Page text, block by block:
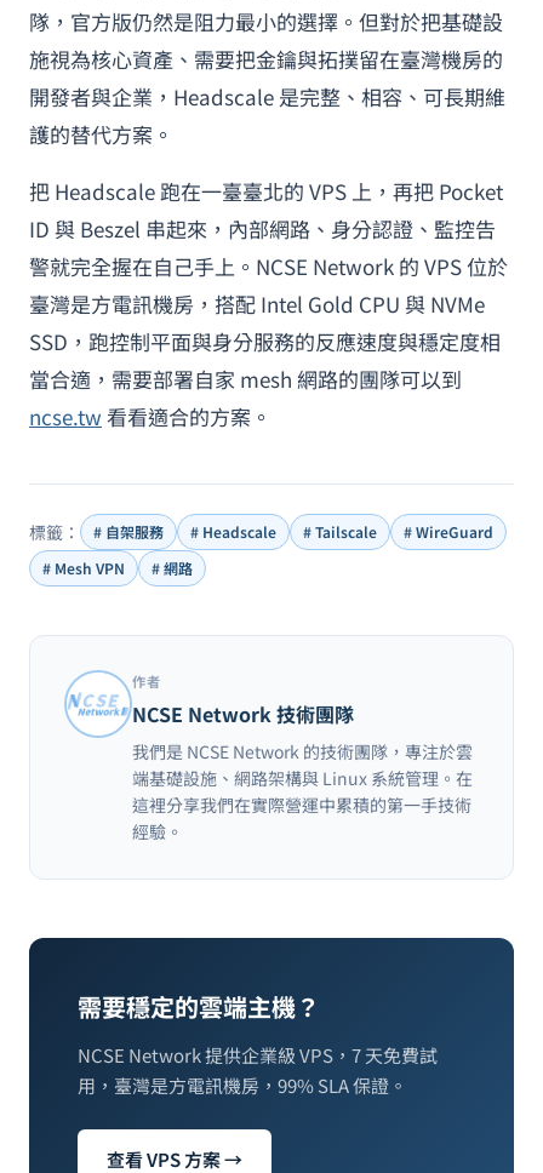
隊，官方版仍然是阻力最小的選擇。但對於把基礎設
施視為核心資產、需要把金鑰與拓撲留在臺灣機房的
開發者與企業，Headscale 是完整、相容、可長期維
護的替代方案。
把 Headscale 跑在一臺臺北的 VPS 上，再把 Pocket
ID 與 Beszel 串起來，內部網路、身分認證、監控告
警就完全握在自己手上。NCSE Network 的 VPS 位於
臺灣是方電訊機房，搭配 Intel Gold CPU 與 NVMe
SSD，跑控制平面與身分服務的反應速度與穩定度相
當合適，需要部署自家 mesh 網路的團隊可以到
ncse.tw 看看適合的方案。
標籤： # 自架服務 # Headscale # Tailscale
# WireGuard
# Mesh VPN
# 網路
作者
NCSE Network 技術團隊
我們是 NCSE Network 的技術團隊，專注於雲
端基礎設施、網路架構與 Linux 系統管理。在
這裡分享我們在實際營運中累積的第一手技術
經驗。
需要穩定的雲端主機？
NCSE Network 提供企業級 VPS，7 天免費試
用，臺灣是方電訊機房，99% SLA 保證。
查看 VPS 方案 →